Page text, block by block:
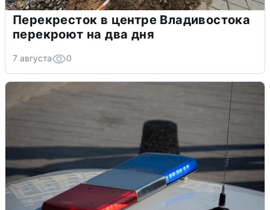
Перекресток в центре Владивостока
перекроют на два дня
7 августа 0